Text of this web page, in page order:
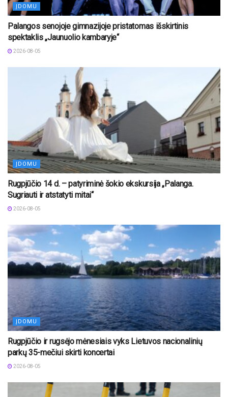
ĮDOMU
Palangos senojoje gimnazijoje pristatomas išskirtinis
spektaklis „Jaunuolio kambaryje“
2026-08-05
ĮDOMU
Rugpjūčio 14 d. – patyriminė šokio ekskursija „Palanga.
Sugriauti ir atstatyti mitai“
2026-08-05
ĮDOMU
Rugpjūčio ir rugsėjo mėnesiais vyks Lietuvos nacionalinių
parkų 35-mečiui skirti koncertai
2026-08-05